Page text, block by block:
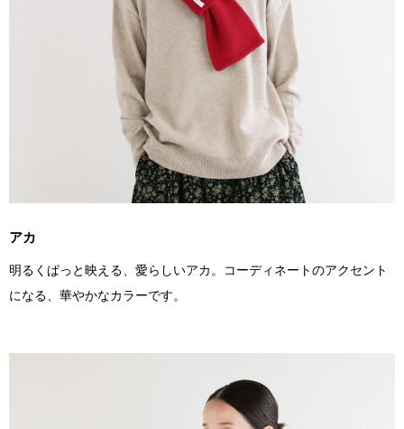
アカ
明るくぱっと映える、愛らしいアカ。コーディネートのアクセント
になる、華やかなカラーです。